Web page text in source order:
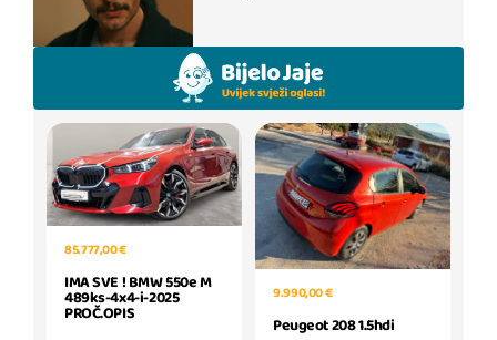
85.777,00 €
IMA SVE ! BMW 550e M
489ks-4x4-i-2025
PROČ.OPIS
9.990,00 €
Peugeot 208 1.5hdi